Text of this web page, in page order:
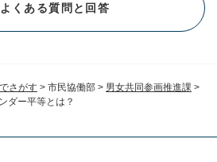
さがす > 市民協働部 > 男女共同参画推進課 >
ダー平等とは？
よくある質問と回答